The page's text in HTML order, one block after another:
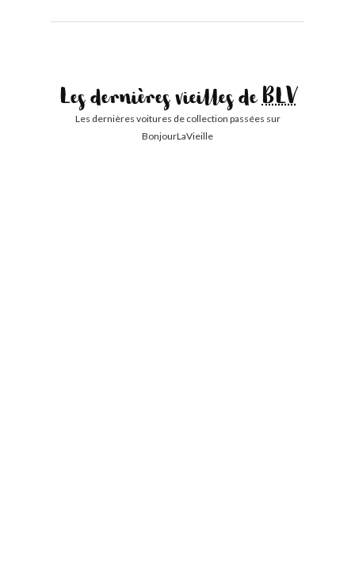
Les dernières vieilles deBLV
Les dernières voitures de collection passées sur
BonjourLaVieille